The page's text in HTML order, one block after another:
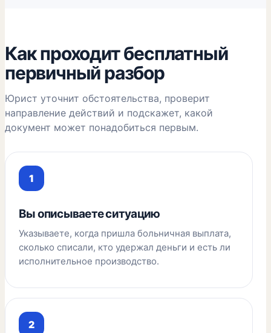
Как проходит бесплатный
первичный разбор
Юрист уточнит обстоятельства, проверит
направление действий и подскажет, какой
документ может понадобиться первым.
Вы описываете ситуацию
Указываете, когда пришла больничная выплата,
сколько списали, кто удержал деньги и есть ли
исполнительное производство.